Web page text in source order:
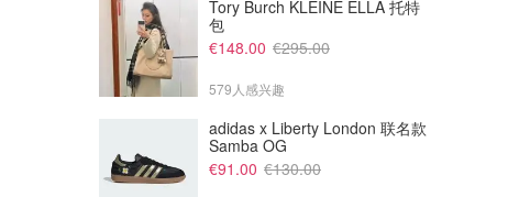
Tory Burch KLEINE ELLA 托特
包
€148.00 €295.00
579人感兴趣
adidas x Liberty London 联名款
Samba OG
€91.00 €130.00